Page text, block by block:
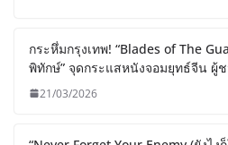
กระหึ่มกรุงเทพ! “Blades of The
พิทักษ์” จุดกระแสหนังจอมยุทธ์จีน ผู้
21/03/2026